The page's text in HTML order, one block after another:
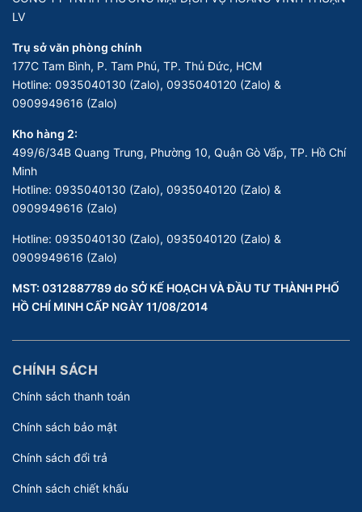
LV
Trụ sở văn phòng chính
177C Tam Bình, P. Tam Phú, TP. Thủ Đức, HCM
Hotline: 0935040130 (Zalo), 0935040120 (Zalo) &
0909949616 (Zalo)
Kho hàng 2:
499/6/34B Quang Trung, Phường 10, Quận Gò Vấp, TP. Hồ Chí
Minh
Hotline: 0935040130 (Zalo), 0935040120 (Zalo) &
0909949616 (Zalo)
Hotline: 0935040130 (Zalo), 0935040120 (Zalo) &
0909949616 (Zalo)
MST: 0312887789 do SỞ KẾ HOẠCH VÀ ĐẦU TƯ THÀNH PHỐ
HỒ CHÍ MINH CẤP NGÀY 11/08/2014
CHÍNH SÁCH
Chính sách thanh toán
Chính sách bảo mật
Chính sách đổi trả
Chính sách chiết khấu